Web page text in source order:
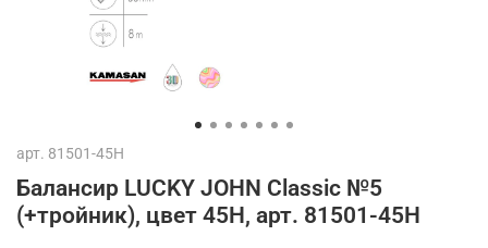
арт. 81501-45H
Балансир LUCKY JOHN Classic №5
(+тройник), цвет 45H, арт. 81501-45H